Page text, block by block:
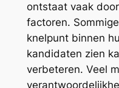
ontstaat vaak
factoren.
knelpunt binnen
kandidaten zien
verbeteren. Veel